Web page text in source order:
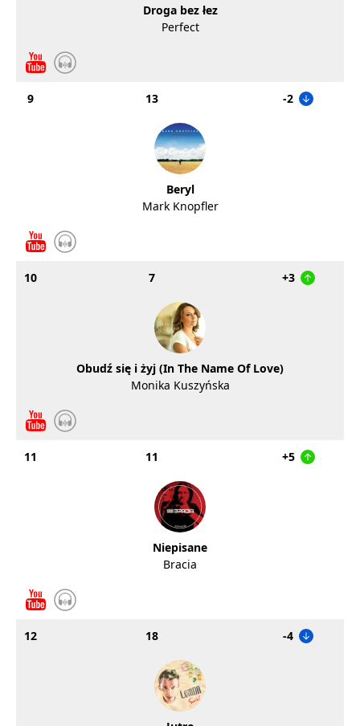
Droga bez łez
Perfect
9 13 -2
Beryl
Mark Knopfler
10 7 +3
Obudź się i żyj (In The Name Of Love)
Monika Kuszyńska
11 11 +5
Niepisane
Bracia
12 18 -4